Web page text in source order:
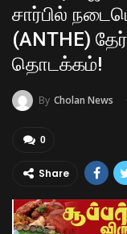
சார்பில்
(ANTHE)
தொடக்கம்!
By Cholan News
0
Share